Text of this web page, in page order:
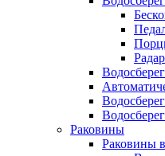
Раковины
Раковины